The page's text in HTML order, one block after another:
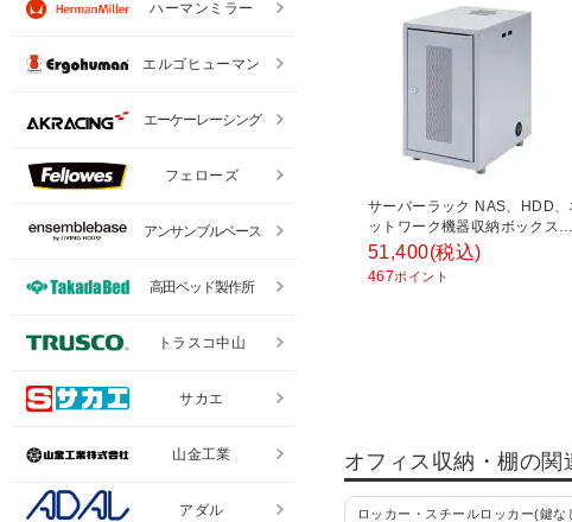
サーバーラック NAS、HDD、
ットワーク機器収納ボックス
W300×D420×H508mm
51,400(税込)
467ポイント
オフィス収納・棚の関
ロッカー・スチールロッカー(鍵な
ハーマンミラー
エルゴヒューマン
エーケーレーシング
フェローズ
アンサンブルベース
高田ベッド製作所
トラスコ中山
サカエ
山金工業
アダル